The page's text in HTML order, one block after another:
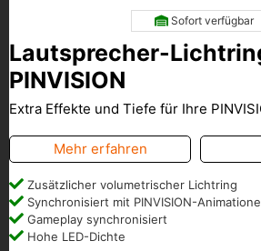
Sofort verfügbar
Lautsprecher-
PINVISION
Extra Effekte und Tiefe für Ihre
Mehr erfahren
Zusätzlicher volumetrischer Lichtring
Synchronisiert mit PINVISION-
Gameplay synchronisiert
Hohe LED-Dichte